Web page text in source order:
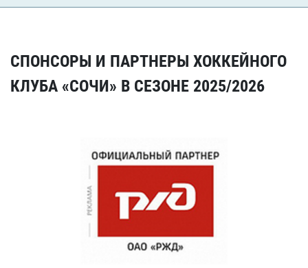
СПОНСОРЫ И ПАРТНЕРЫ ХОККЕЙНОГО
КЛУБА «СОЧИ» В СЕЗОНЕ 2025/2026